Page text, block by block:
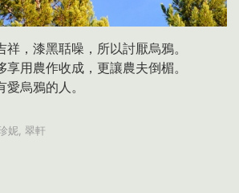
，漆黑聒噪，所以討厭烏鴉。
用農作收成，更讓農夫倒楣。
烏鴉的人。
妮,翠軒